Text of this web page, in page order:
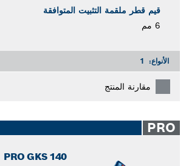
قيم قطر ملقمة التثبيت المتوافقة
6 مم
الأنواع: 1
مقارنة المنتج
PRO
PRO GKS 140